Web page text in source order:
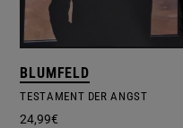
BLUMFELD
TESTAMENT DER ANGST
24,99€